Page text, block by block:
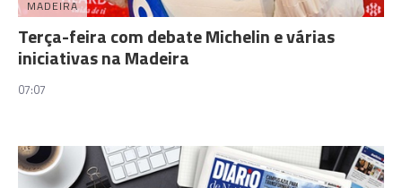
MADEIRA
Terça-feira com debate Michelin e várias
iniciativas na Madeira
07:07